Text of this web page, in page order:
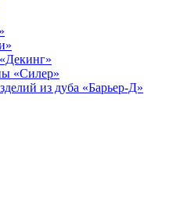
«Силер»
из дуба «Барьер-Д»